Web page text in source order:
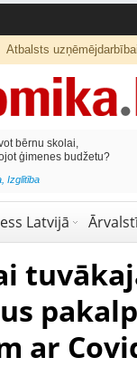
Atbalsts uzņēmējdarbībai
skolai,
budžetu?
Latvijā
ar